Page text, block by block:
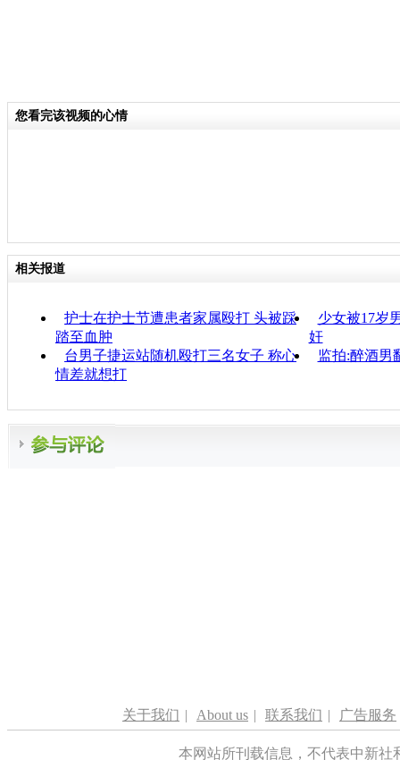
您看完该视频的心情
相关报道
护士在护士节遭患者家属殴打 头被踩
踏至血肿
少女被17岁
奸
台男子捷运站随机殴打三名女子 称心
情差就想打
监拍:醉酒男
关于我们 | About us | 联系我们 | 广告服务
本网站所刊载信息，不代表中新